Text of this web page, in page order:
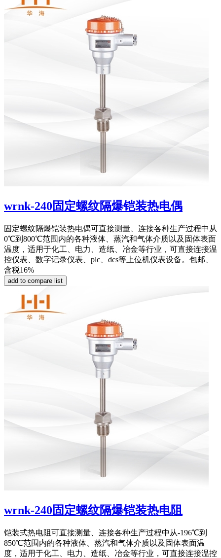
wrnk-240固定螺纹隔爆铠装热电偶
固定螺纹隔爆铠装热电偶可直接测量、连接各种生产过程中从
0℃到800℃范围内的各种液体、蒸汽和气体介质以及固体表面
温度，适用于化工、电力、造纸、冶金等行业，可直接连接温
控仪表、数字记录仪表、plc、dcs等上位机仪表设备。包邮、
含税16%
wrnk-240固定螺纹隔爆铠装热电阻
铠装式热电阻可直接测量、连接各种生产过程中从-196℃到
850℃范围内的各种液体、蒸汽和气体介质以及固体表面温
度，适用于化工、电力、造纸、冶金等行业，可直接连接温控